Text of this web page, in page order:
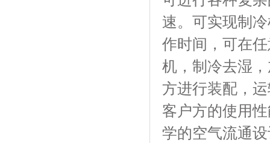
速。可实现制
作时间，可在
机，制冷去湿
方进行装配，
客户方的使用性能
学的空气流通设